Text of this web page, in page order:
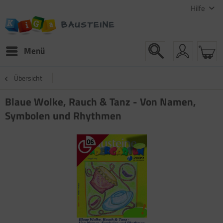
Hilfe
Menü
Übersicht
Blaue Wolke, Rauch & Tanz - Von Namen,
Symbolen und Rhythmen